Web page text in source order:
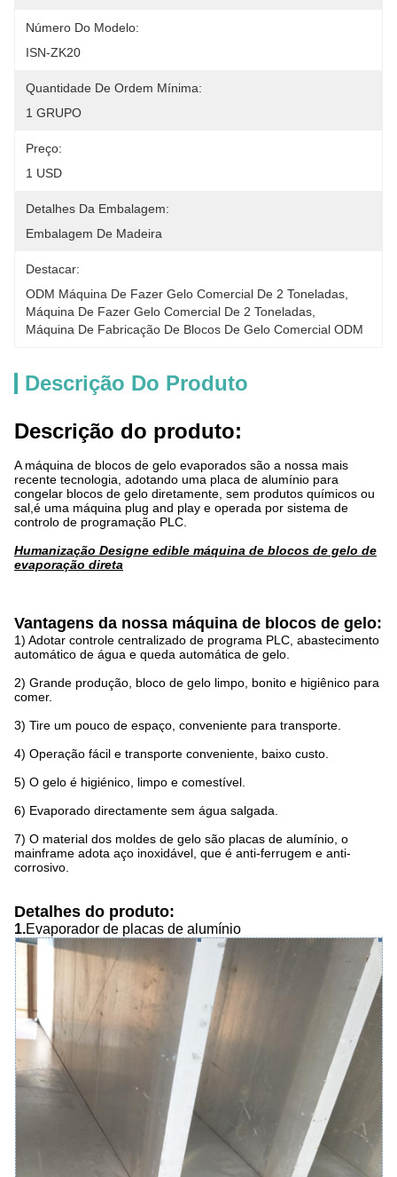
Número Do Modelo:
ISN-ZK20
Quantidade De Ordem Mínima:
1 GRUPO
Preço:
1 USD
Detalhes Da Embalagem:
Embalagem De Madeira
Destacar:
ODM Máquina De Fazer Gelo Comercial De 2 Toneladas
Máquina De Fazer Gelo Comercial De 2 Toneladas
Máquina De Fabricação De Blocos De Gelo Comercial ODM
Descrição Do Produto
Descrição do produto:
A máquina de blocos de gelo evaporados são a nossa mais
recente tecnologia, adotando uma placa de alumínio para
congelar blocos de gelo diretamente, sem produtos químicos ou
sal,é uma máquina plug and play e operada por sistema de
controlo de programação PLC.
Humanização Designe edible máquina de blocos de gelo de
evaporação direta
Vantagens da nossa máquina de blocos de gelo:
1) Adotar controle centralizado de programa PLC, abastecimento
automático de água e queda automática de gelo.
2) Grande produção, bloco de gelo limpo, bonito e higiênico para
comer.
3) Tire um pouco de espaço, conveniente para transporte.
4) Operação fácil e transporte conveniente, baixo custo.
5) O gelo é higiénico, limpo e comestível.
6) Evaporado directamente sem água salgada.
7) O material dos moldes de gelo são placas de alumínio, o
mainframe adota aço inoxidável, que é anti-ferrugem e anti-
corrosivo.
Detalhes do produto:
1.Evaporador de placas de alumínio